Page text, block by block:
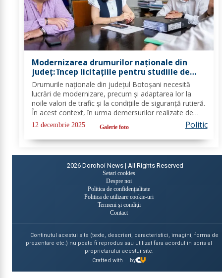
Modernizarea drumurilor naționale din
județ: încep licitațiile pentru studiile de
fezabilitate
Drumurile naționale din județul Botoșani necesită
lucrări de modernizare, precum și adaptarea lor la
noile valori de trafic și la condițiile de siguranță rutieră.
În acest context, în urma demersurilor realizate de
echipa PSD Botoșani, Direcția Regională de Drumuri
și Poduri Iași a scos la...
12 decembrie 2025 Galerie foto Politic
2026 Dorohoi News | All Rights Reserved
Setari cookies
Despre noi
Politica de confidențialitate
Politica de utilizare cookie-uri
Termeni și condiții
Contact
Continutul acestui site (texte, descrieri, caracteristici, imagini, forma de
prezentare etc.) nu poate fi reprodus sau utilizat fara acordul in scris al
proprietarului acestui site.
Crafted with
by